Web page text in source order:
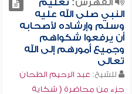
الفهرس: تعليم
النبي صلى الله عليه
وسلم وإرشاده لأصحابه
أن يرفعوا شكواهم
وجميع أمورهم إلى الله
تعالى
للشيخ: عبد الرحيم الطحان
جزء من محاضرة ( شكاية